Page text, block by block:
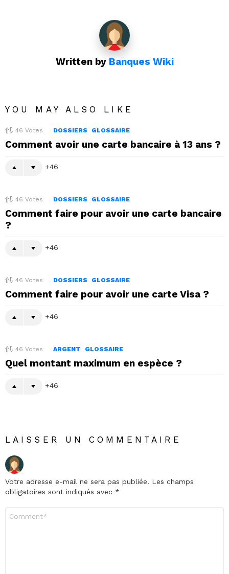
Written by Banques Wiki
YOU MAY ALSO LIKE
46 Votes DOSSIERS GLOSSAIRE
Comment avoir une carte bancaire à 13 ans ?
46
46 Votes DOSSIERS GLOSSAIRE
Comment faire pour avoir une carte bancaire
?
46
46 Votes DOSSIERS GLOSSAIRE
Comment faire pour avoir une carte Visa ?
46
46 Votes ARGENT GLOSSAIRE
Quel montant maximum en espèce ?
46
LAISSER UN COMMENTAIRE
Votre adresse e-mail ne sera pas publiée. Les champs
obligatoires sont indiqués avec *